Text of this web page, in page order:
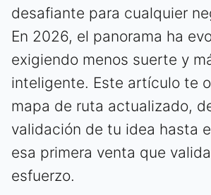
desafiante para cualquier
En 2026, el panorama ha
exigiendo menos suerte y
inteligente. Este artículo te
mapa de ruta actualizado,
validación de tu idea hasta
esa primera venta que
esfuerzo.